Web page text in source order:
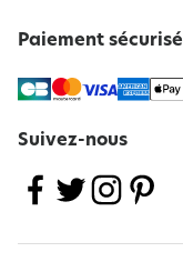
Paiement sécurisé
Suivez-nous